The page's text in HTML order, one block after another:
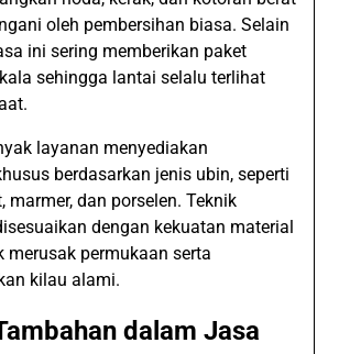
oleh pembersihan biasa. Selain
ini sering memberikan paket
sehingga lantai selalu terlihat
layanan menyediakan
berdasarkan jenis ubin, seperti
marmer, dan porselen. Teknik
dengan kekuatan material
merusak permukaan serta
kilau alami.
dalam Jasa